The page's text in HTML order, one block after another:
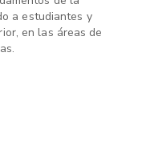
a estudiantes y
en las áreas de